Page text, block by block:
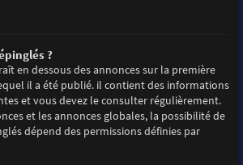
?
en dessous des annonces sur la première
il a été publié. il contient des informations
et vous devez le consulter régulièrement.
et les annonces globales, la possibilité de
dépend des permissions définies par